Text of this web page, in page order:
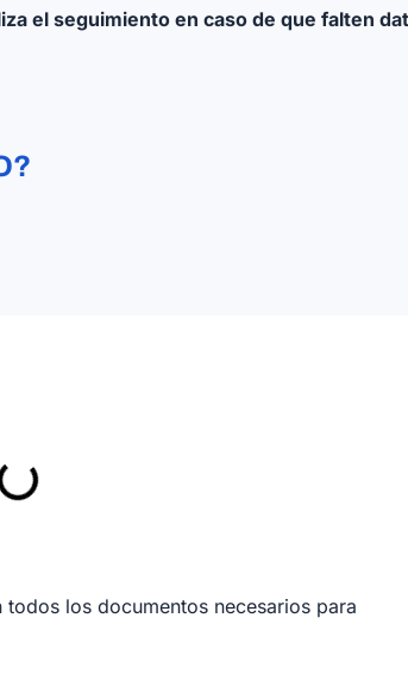
el seguimiento en caso de que falten
los documentos necesarios para